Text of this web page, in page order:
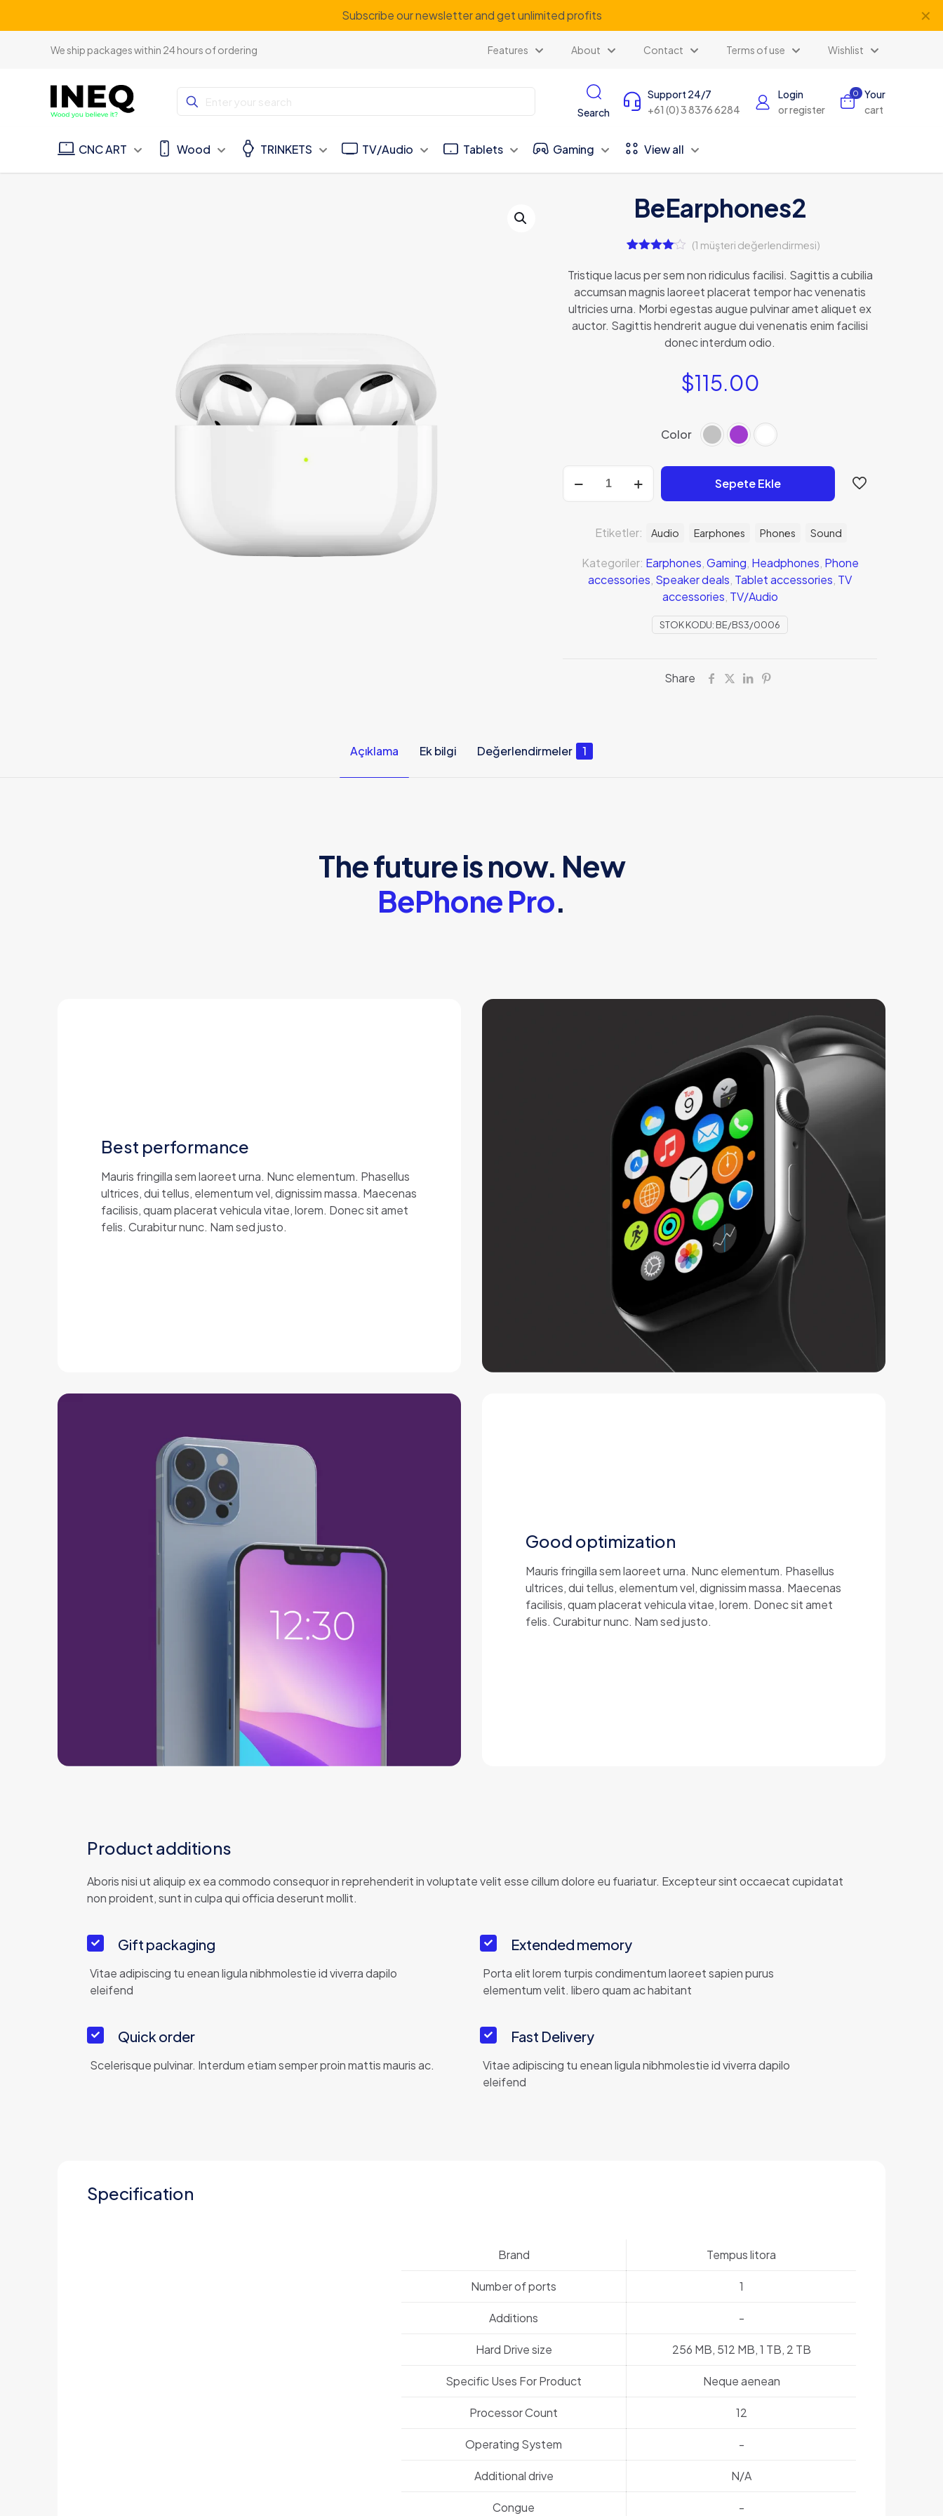
Beour regular customer to get personalized gifts ✕
We ship packages within 24 hours of ordering Features About Contact Terms of use Wishlist
Search
Support 24/7
+61 (0) 3 8376 6284
Login
or register
0
Your
cart
CNC ART Wood TRINKETS TV/Audio Tablets Gaming View all
BeEarphones2
puanına
dayanarak
5
üzerinden
4.00puan
aldı
(1 müşteri değerlendirmesi)
Tristique lacus per sem non ridiculus facilisi. Sagittis a cubilia
accumsan magnis laoreet placerat tempor hac venenatis
ultricies urna. Morbi egestas augue pulvinar amet aliquet ex
auctor. Sagittis hendrerit augue dui venenatis enim facilisi
donec interdum odio.
$115.00
Color
adet
Sepete Ekle
STOK KODU: BE/BS3/0006
Kategoriler: Earphones Gaming Headphones Phone
accessories Speaker deals Tablet accessories TV
accessories TV/Audio
Etiketler: Audio Earphones Phones Sound
Share
Açıklama Ek bilgi Değerlendirmeler 1
The future is now. New
BePhone Pro.
Best performance
Mauris fringilla sem laoreet urna. Nunc elementum. Phasellus
ultrices, dui tellus, elementum vel, dignissim massa. Maecenas
facilisis, quam placerat vehicula vitae, lorem. Donec sit amet
felis. Curabitur nunc. Nam sed justo.
Good optimization
Mauris fringilla sem laoreet urna. Nunc elementum. Phasellus
ultrices, dui tellus, elementum vel, dignissim massa. Maecenas
facilisis, quam placerat vehicula vitae, lorem. Donec sit amet
felis. Curabitur nunc. Nam sed justo.
Product additions
Aboris nisi ut aliquip ex ea commodo consequor in reprehenderit in voluptate velit esse cillum dolore eu fuariatur. Excepteur sint occaecat cupidatat
non proident, sunt in culpa qui officia deserunt mollit.
Gift packaging
Vitae adipiscing tu enean ligula nibhmolestie id viverra dapilo
eleifend
Extended memory
Porta elit lorem turpis condimentum laoreet sapien purus
elementum velit. libero quam ac habitant
Quick order
Scelerisque pulvinar. Interdum etiam semper proin mattis mauris ac.
Fast Delivery
Vitae adipiscing tu enean ligula nibhmolestie id viverra dapilo
eleifend
Specification
Brand Tempus litora
Number of ports 1
Additions -
Hard Drive size 256 MB, 512 MB, 1 TB, 2 TB
Specific Uses For Product Neque aenean
Processor Count 12
Operating System -
Additional drive N/A
Congue -